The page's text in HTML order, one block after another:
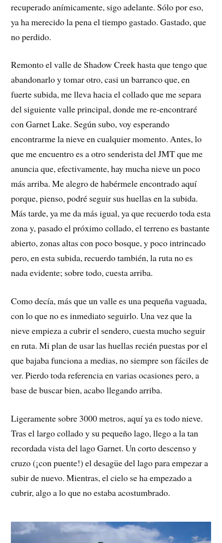
recuperado anímicamente, sigo adelante. Sólo por eso,
ya ha merecido la pena el tiempo gastado. Gastado, que
no perdido.
Remonto el valle de Shadow Creek hasta que tengo que
abandonarlo y tomar otro, casi un barranco que, en
fuerte subida, me lleva hacia el collado que me separa
del siguiente valle principal, donde me re-encontraré
con Garnet Lake. Según subo, voy esperando
encontrarme la nieve en cualquier momento. Antes, lo
que me encuentro es a otro senderista del JMT que me
anuncia que, efectivamente, hay mucha nieve un poco
más arriba. Me alegro de habérmele encontrado aquí
porque, pienso, podré seguir sus huellas en la subida.
Más tarde, ya me da más igual, ya que recuerdo toda esta
zona y, pasado el próximo collado, el terreno es bastante
abierto, zonas altas con poco bosque, y poco intrincado
pero, en esta subida, recuerdo también, la ruta no es
nada evidente; sobre todo, cuesta arriba.
Como decía, más que un valle es una pequeña vaguada,
con lo que no es inmediato seguirlo. Una vez que la
nieve empieza a cubrir el sendero, cuesta mucho seguir
en ruta. Mi plan de usar las huellas recién puestas por el
que bajaba funciona a medias, no siempre son fáciles de
ver. Pierdo toda referencia en varias ocasiones pero, a
base de buscar bien, acabo llegando arriba.
Ligeramente sobre 3000 metros, aquí ya es todo nieve.
Tras el largo collado y su pequeño lago, llego a la tan
recordada vista del lago Garnet. Un corto descenso y
cruzo (¡con puente!) el desagüe del lago para empezar a
subir de nuevo. Mientras, el cielo se ha empezado a
cubrir, algo a lo que no estaba acostumbrado.